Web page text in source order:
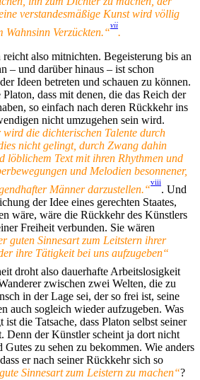
verstandesmäßige Kunst wird völlig
Wahnsinn Verzückten.“
vii
.
also mitnichten. Begeisterung bis an
– und darüber hinaus – ist schon
Ideen betreten und schauen zu können.
dass mit denen, die das Reich der
so einfach nach deren Rückkehr ins
nicht umzugehen sein wird.
wird die dichterischen Talente durch
nicht gelingt, durch Zwang dahin
löblichem Text mit ihren Rhythmen und
und Melodien besonnener,
Männer darzustellen.“
viii
. Und
der Idee eines gerechten Staates,
wäre, wäre die Rückkehr des Künstlers
Freiheit verbunden. Sie wären
guten Sinnesart zum Leitstern ihrer
ihre Tätigkeit bei uns aufzugeben“
droht also dauerhafte Arbeitslosigkeit
zwischen zwei Welten, die zu
in der Lage sei, der so frei ist, seine
auch sogleich wieder aufzugeben. Was
die Tatsache, dass Platon selbst seiner
Denn der Künstler scheint ja dort nicht
Gutes zu sehen zu bekommen. Wie anders
er nach seiner Rückkehr sich so
Sinnesart zum Leistern zu machen“?